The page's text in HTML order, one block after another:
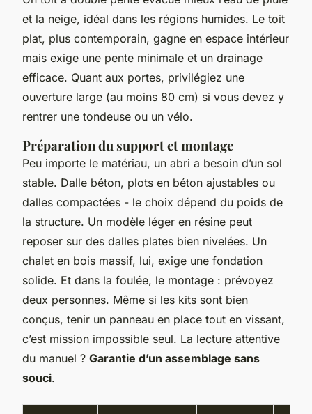
et la neige, idéal dans les régions humides. Le toit
plat, plus contemporain, gagne en espace intérieur
mais exige une pente minimale et un drainage
efficace. Quant aux portes, privilégiez une
ouverture large (au moins 80 cm) si vous devez y
rentrer une tondeuse ou un vélo.
Préparation du support et montage
Peu importe le matériau, un abri a besoin d’un sol
stable. Dalle béton, plots en béton ajustables ou
dalles compactées - le choix dépend du poids de
la structure. Un modèle léger en résine peut
reposer sur des dalles plates bien nivelées. Un
chalet en bois massif, lui, exige une fondation
solide. Et dans la foulée, le montage : prévoyez
deux personnes. Même si les kits sont bien
conçus, tenir un panneau en place tout en vissant,
c’est mission impossible seul. La lecture attentive
du manuel ? Garantie d’un assemblage sans
souci.